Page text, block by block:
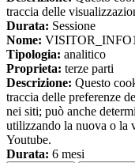
traccia delle
Durata: Sessione
Nome:
Tipologia: analitico
Proprieta: terze parti
Descrizione: Questo
traccia delle preferenze
nei siti; può anche
utilizzando la nuova o la
Youtube.
Durata: 6 mesi